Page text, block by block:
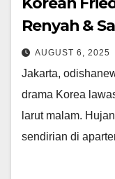
Renyah &
AUGUST 6, 2025
Jakarta,
drama Korea
larut malam.
sendirian di